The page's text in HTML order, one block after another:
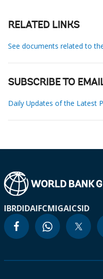
RELATED LINKS
See documents related to
SUBSCRIBE TO
Daily Updates of the Latest
IBRDIDAIFCMIGAICSID